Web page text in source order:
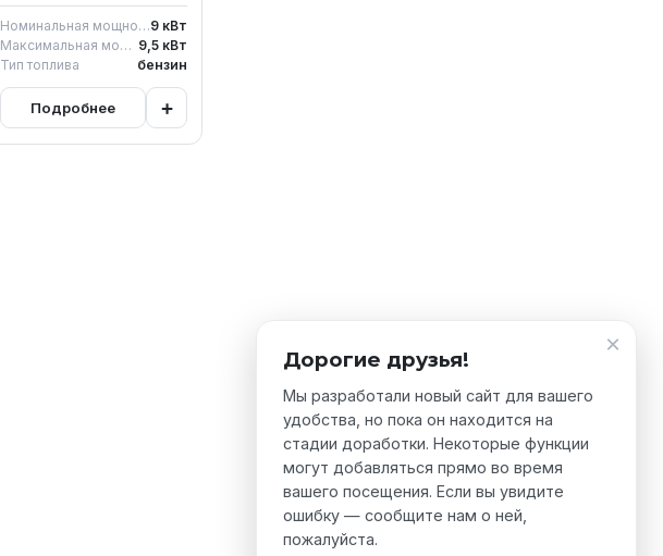
Номинальная мощность9 кВт
Максимальная мощность генератора 9,5 кВт
Тип топлива
бензин
Подробнее +
×
Дорогие друзья!
Мы разработали новый сайт для вашего
удобства, но пока он находится на
стадии доработки. Некоторые функции
могут добавляться прямо во время
вашего посещения. Если вы увидите
ошибку — сообщите нам о ней,
пожалуйста.